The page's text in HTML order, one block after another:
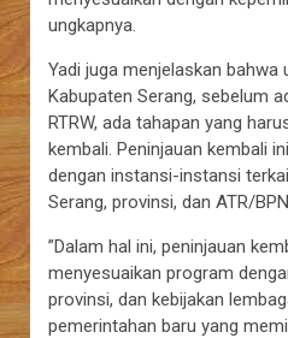
ungkapnya.
Yadi juga menjelaskan bahwa
Kabupaten Serang, sebelum
RTRW, ada tahapan yang
kembali. Peninjauan kembali
dengan instansi-instansi
Serang, provinsi, dan ATR/BPN.
”Dalam hal ini, peninjauan
menyesuaikan program
provinsi, dan kebijakan
pemerintahan baru yang